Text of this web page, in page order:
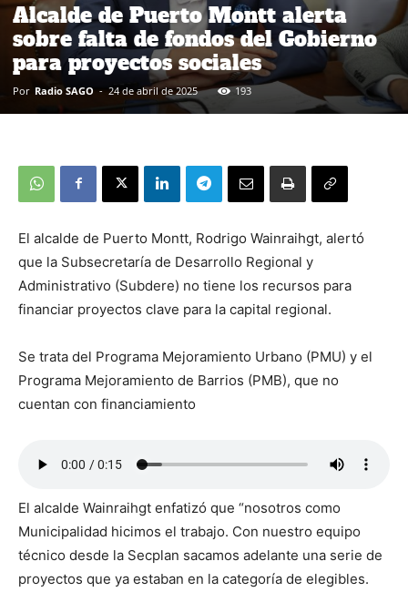
Alcalde de Puerto Montt alerta
sobre falta de fondos del Gobierno
para proyectos sociales
Por Radio SAGO - 24 de abril de 2025 193
El alcalde de Puerto Montt, Rodrigo Wainraihgt, alertó
que la Subsecretaría de Desarrollo Regional y
Administrativo (Subdere) no tiene los recursos para
financiar proyectos clave para la capital regional.
Se trata del Programa Mejoramiento Urbano (PMU) y el
Programa Mejoramiento de Barrios (PMB), que no
cuentan con financiamiento
El alcalde Wainraihgt enfatizó que “nosotros como
Municipalidad hicimos el trabajo. Con nuestro equipo
técnico desde la Secplan sacamos adelante una serie de
proyectos que ya estaban en la categoría de elegibles.